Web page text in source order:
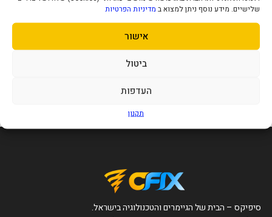
שלישיים. מידע נוסף ניתן למצוא ב מדיניות הפרטיות
אישור
ביטול
העדפות
תקנון
Port Unmanaged 1GB Switch
סיפיקס – הבית של הגיימרים והטכנולוגיה בישראל.